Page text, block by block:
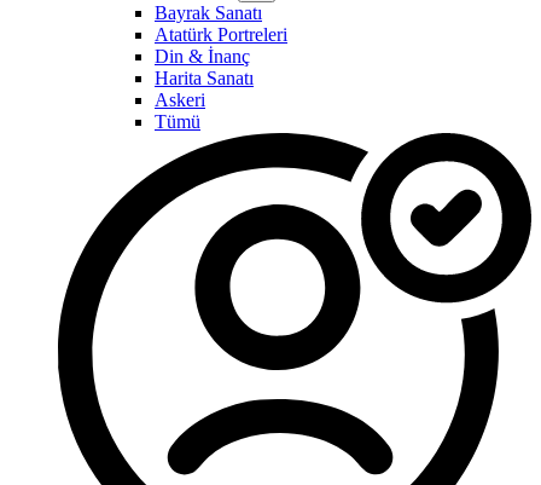
Bayrak Sanatı
Atatürk Portreleri
Din & İnanç
Harita Sanatı
Askeri
Tümü